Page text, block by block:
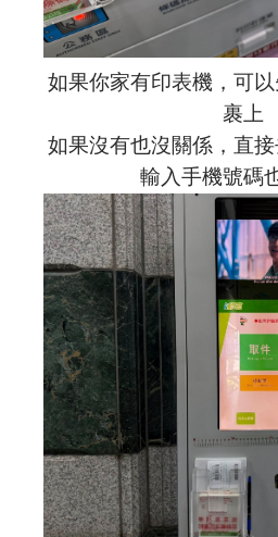
如果你家有印表機，可
裹上
如果沒有也沒關係，直
輸入手機號碼